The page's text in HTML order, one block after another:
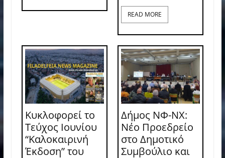
READ MORE
Κυκλοφορεί το
Τεύχος Ιουνίου
“Καλοκαιρινή
Έκδοση” του
Δήμος ΝΦ-ΝΧ:
Νέο Προεδρείο
στο Δημοτικό
Συμβούλιο και